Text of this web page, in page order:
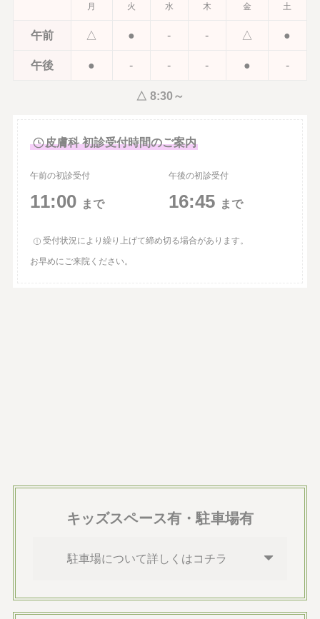
月 火 水 木 金 土
午前 △ ● - - △ ●
午後 ● - - - ● -
△ 8:30～
皮膚科 初診受付時間のご案内
午前の初診受付
11:00 まで
午後の初診受付
16:45 まで
受付状況により繰り上げて締め切る場合があります。
お早めにご来院ください。
キッズスペース有・駐車場有
駐車場について詳しくはコチラ